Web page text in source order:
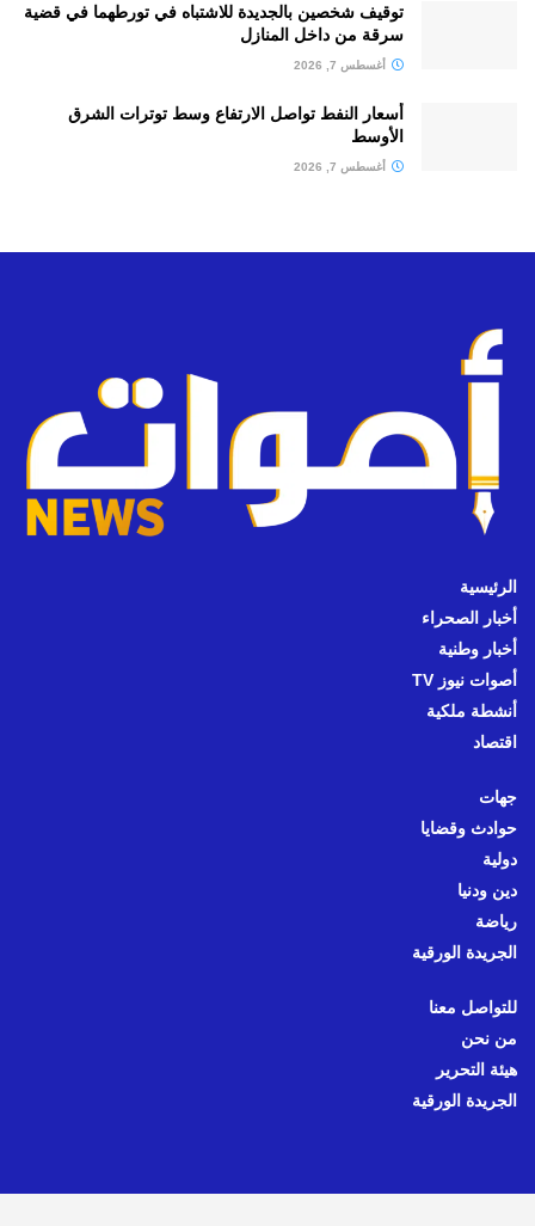
توقيف شخصين بالجديدة للاشتباه في تورطهما في قضية
سرقة من داخل المنازل
أغسطس 7, 2026
أسعار النفط تواصل الارتفاع وسط توترات الشرق
الأوسط
أغسطس 7, 2026
الرئيسية
أخبار الصحراء
أخبار وطنية
أصوات نيوز TV
أنشطة ملكية
اقتصاد
جهات
حوادث وقضايا
دولية
دين ودنيا
رياضة
الجريدة الورقية
للتواصل معنا
من نحن
هيئة التحرير
الجريدة الورقية